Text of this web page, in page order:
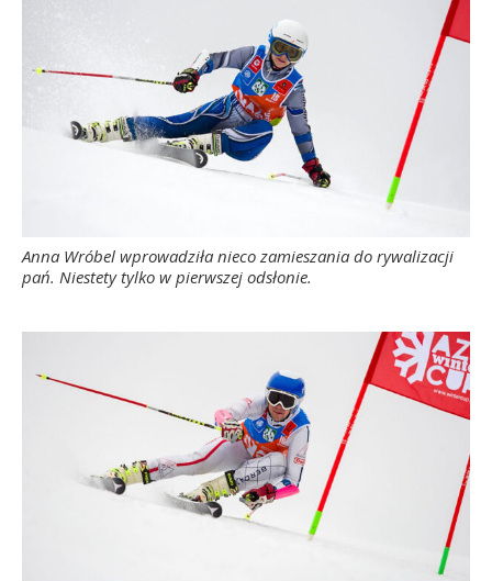
Anna Wróbel wprowadziła nieco zamieszania do rywalizacji
pań. Niestety tylko w pierwszej odsłonie.